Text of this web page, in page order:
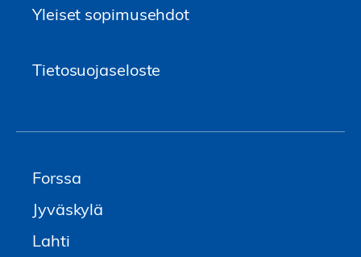
Yleiset sopimusehdot
Tietosuojaseloste
Forssa
Jyväskylä
Lahti